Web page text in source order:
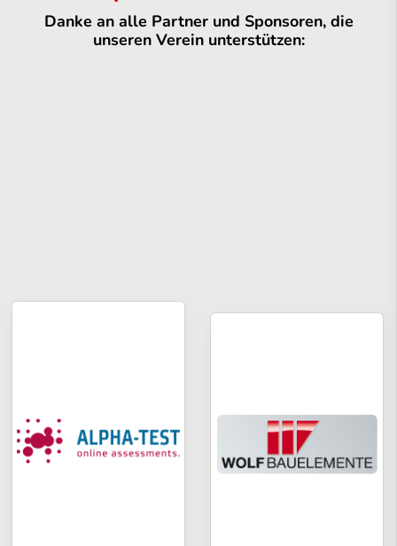
Danke an alle Partner und Sponsoren, die
unseren Verein unterstützen: